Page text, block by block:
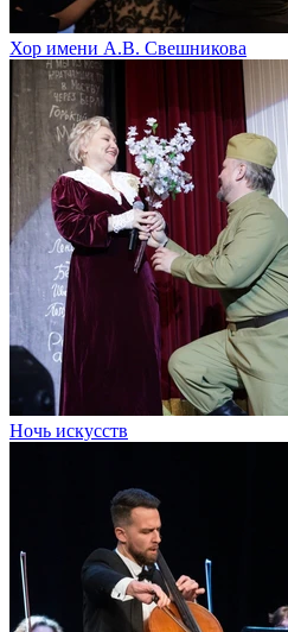
Хор имени А.В. Свешникова
Ночь искусств